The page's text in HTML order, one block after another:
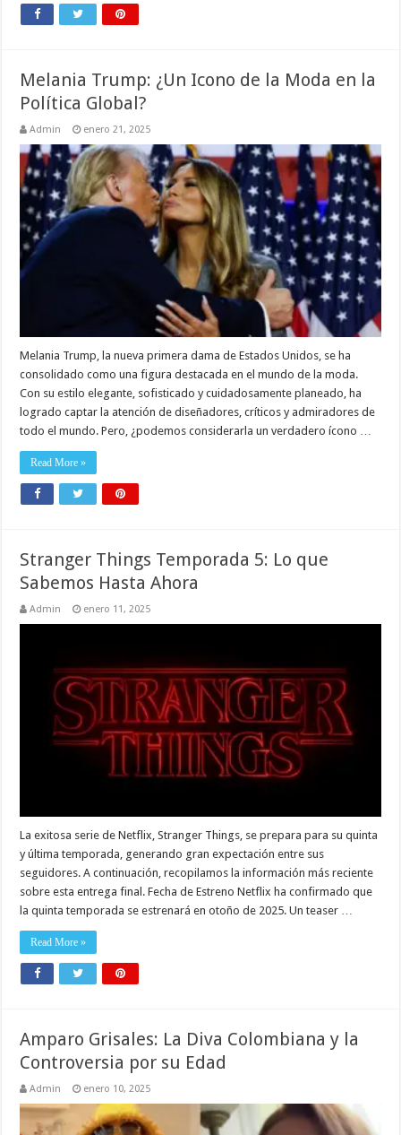
Melania Trump: ¿Un Icono de la Moda en la
Política Global?
Admin enero 21, 2025
Melania Trump, la nueva primera dama de Estados Unidos, se ha
consolidado como una figura destacada en el mundo de la moda.
Con su estilo elegante, sofisticado y cuidadosamente planeado, ha
logrado captar la atención de diseñadores, críticos y admiradores de
todo el mundo. Pero, ¿podemos considerarla un verdadero ícono …
Read More »
Stranger Things Temporada 5: Lo que
Sabemos Hasta Ahora
Admin enero 11, 2025
La exitosa serie de Netflix, Stranger Things, se prepara para su quinta
y última temporada, generando gran expectación entre sus
seguidores. A continuación, recopilamos la información más reciente
sobre esta entrega final. Fecha de Estreno Netflix ha confirmado que
la quinta temporada se estrenará en otoño de 2025. Un teaser …
Read More »
Amparo Grisales: La Diva Colombiana y la
Controversia por su Edad
Admin enero 10, 2025